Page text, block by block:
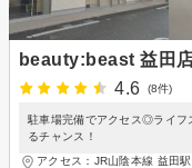
beauty:beast 益田
4.6
(8件)
駐車場完備でアクセス◎ライフ
るチャンス！
アクセス：JR山陰本線 益田